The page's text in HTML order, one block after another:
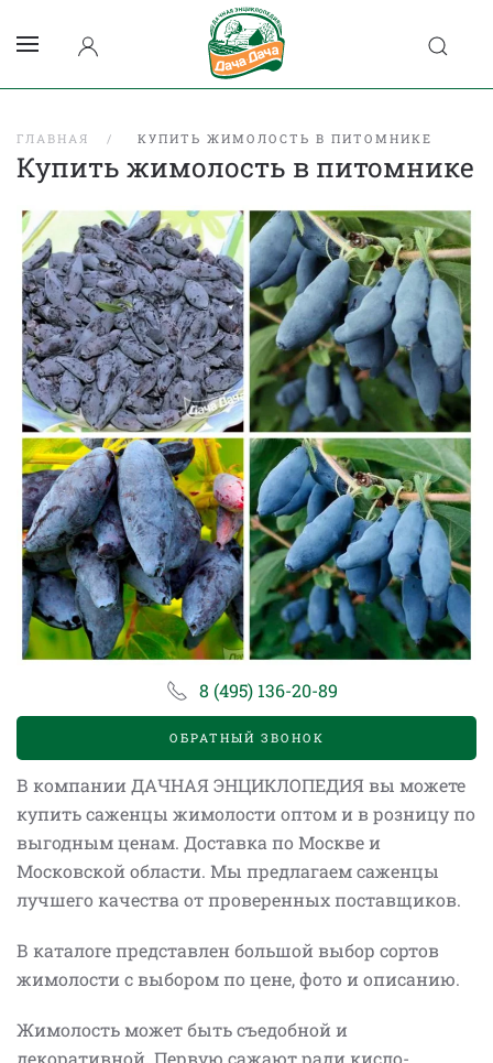
ГЛАВНАЯ КУПИТЬ ЖИМОЛОСТЬ В ПИТОМНИКЕ
Купить жимолость в питомнике
8 (495) 136-20-89
ОБРАТНЫЙ ЗВОНОК
В компании ДАЧНАЯ ЭНЦИКЛОПЕДИЯ вы можете
купить саженцы жимолости оптом и в розницу по
выгодным ценам. Доставка по Москве и
Московской области. Мы предлагаем саженцы
лучшего качества от проверенных поставщиков.
В каталоге представлен большой выбор сортов
жимолости с выбором по цене, фото и описанию.
Жимолость может быть съедобной и
декоративной. Первую сажают ради кисло-